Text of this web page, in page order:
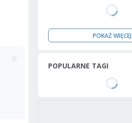
POKAŻ WIĘCEJ
POPULARNE TAGI